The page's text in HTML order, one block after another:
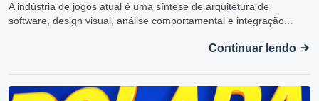
A indústria de jogos atual é uma síntese de arquitetura de
software, design visual, análise comportamental e integração...
Continuar lendo